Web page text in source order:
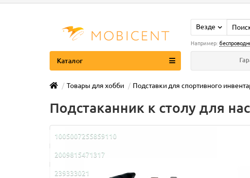
Везде
Например:
Каталог
Товары для хобби Подставки для спортивного
Подстаканник к столу для
1005007255859110
2009815471317
239333021